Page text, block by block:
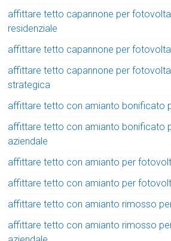
affittare tetto capannone per
residenziale
affittare tetto capannone per
affittare tetto capannone per
strategica
affittare tetto con amianto bonificato
affittare tetto con amianto bonificato
aziendale
affittare tetto con amianto per
affittare tetto con amianto per
affittare tetto con amianto rimosso
affittare tetto con amianto rimosso